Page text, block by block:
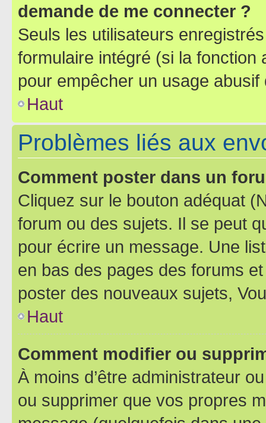
demande de me connecter ?
Seuls les utilisateurs
formulaire intégré (si la fonction
pour empêcher un usage
Haut
Problèmes liés aux
Comment poster dans un
Cliquez sur le bouton adéquat
forum ou des sujets. Il se peut
pour écrire un message. Une
en bas des pages des forums
poster des nouveaux sujets,
Haut
Comment modifier ou
À moins d’être administrateur
ou supprimer que vos propres